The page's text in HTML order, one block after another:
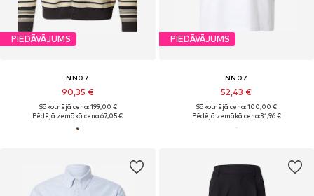
PIEDĀVĀJUMS
NN07
90,35 €
Sākotnējā cena: 199,00 €
Pēdējā zemākā cena:67,05 €
PIEDĀVĀJUMS
NN07
52,43 €
Sākotnējā cena: 100,00 €
Pēdējā zemākā cena:31,96 €